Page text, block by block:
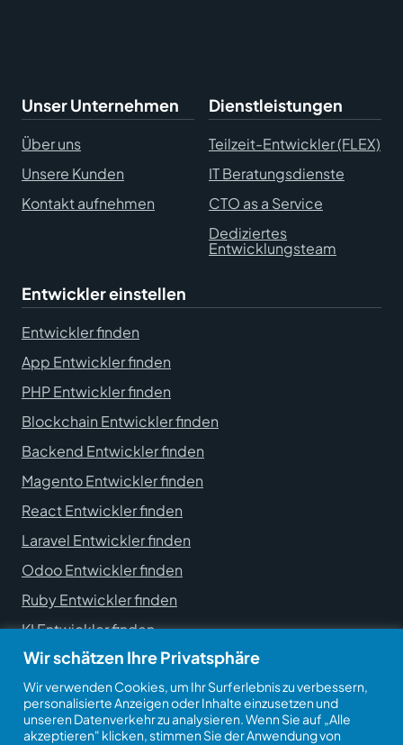
Wir schätzen Ihre Privatsphäre
Wir verwenden Cookies, um Ihr Surferlebnis zu verbessern,
personalisierte Anzeigen oder Inhalte einzusetzen und
unseren Datenverkehr zu analysieren. Wenn Sie auf „Alle
akzeptieren" klicken, stimmen Sie der Anwendung von
Unser Unternehmen
Über uns
Unsere Kunden
Kontakt aufnehmen
Dienstleistungen
Teilzeit-Entwickler (FLEX)
IT Beratungsdienste
CTO as a Service
Dediziertes
Entwicklungsteam
Entwickler einstellen
Entwickler finden
App Entwickler finden
PHP Entwickler finden
Blockchain Entwickler finden
Backend Entwickler finden
Magento Entwickler finden
React Entwickler finden
Laravel Entwickler finden
Odoo Entwickler finden
Ruby Entwickler finden
KI Entwickler finden